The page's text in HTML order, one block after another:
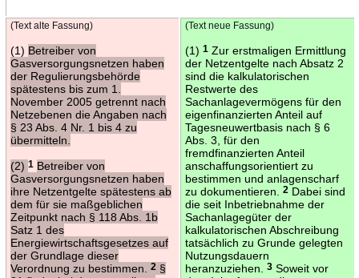
(Text alte Fassung)
(1) Betreiber von
Gasversorgungsnetzen haben
der Regulierungsbehörde
spätestens bis zum 1.
November 2005 getrennt nach
Netzebenen die Angaben nach
§ 23 Abs. 4 Nr. 1 bis 4 zu
übermitteln.
(2) 1 Betreiber von
Gasversorgungsnetzen haben
ihre Netzentgelte spätestens ab
dem für sie maßgeblichen
Zeitpunkt nach § 118 Abs. 1b
Satz 1 des
Energiewirtschaftsgesetzes auf
der Grundlage dieser
Verordnung zu bestimmen.
2§
(Text neue Fassung)
(1) 1Zur erstmaligen Ermittlung
der Netzentgelte nach Absatz 2
sind die kalkulatorischen
Restwerte des
Sachanlagevermögens für den
eigenfinanzierten Anteil auf
Tagesneuwertbasis nach § 6
Abs. 3, für den
fremdfinanzierten Anteil
anschaffungsorientiert zu
bestimmen und anlagenscharf
zu dokumentieren.
2Dabei sind
die seit Inbetriebnahme der
Sachanlagegüter der
kalkulatorischen Abschreibung
tatsächlich zu Grunde gelegten
Nutzungsdauern
heranzuziehen.
3Soweit vor